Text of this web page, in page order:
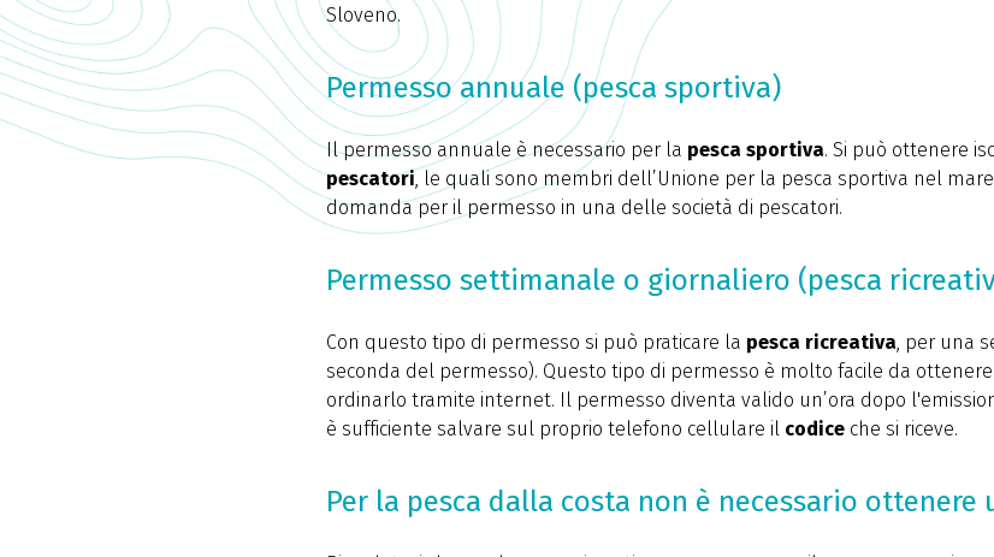
Sloveno.
Permesso annuale (pesca sportiva)
Il permesso annuale è necessario per la pesca sportiva. Si può ottenere
pescatori, le quali sono membri dell’Unione per la pesca sportiva nel
domanda per il permesso in una delle società di pescatori.
Permesso settimanale o giornaliero (pesca
Con questo tipo di permesso si può praticare la pesca ricreativa, per una
seconda del permesso). Questo tipo di permesso è molto facile da
ordinarlo tramite internet. Il permesso diventa valido un’ora dopo
è sufficiente salvare sul proprio telefono cellulare il codice che si riceve.
Per la pesca dalla costa non è necessario ottenere